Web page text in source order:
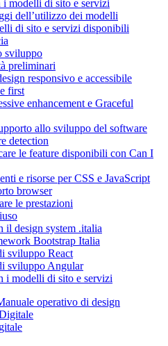
i modelli di sito e servizi
dell’utilizzo dei modelli
di sito e servizi disponibili
sviluppo
preliminari
responsivo e accessibile
first
enhancement e Graceful
allo sviluppo del software
detection
le feature disponibili con Can I
e risorse per CSS e JavaScript
browser
le prestazioni
il design system .italia
Bootstrap Italia
sviluppo React
sviluppo Angular
i modelli di sito e servizi
operativo di design